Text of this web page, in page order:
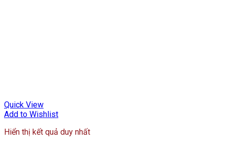
Quick View
Add to Wishlist
Hiển thị kết quả duy nhất